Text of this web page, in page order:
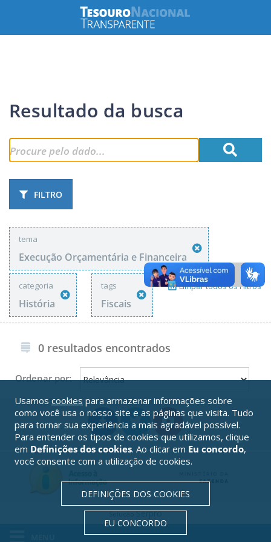
Resultado da busca
FILTRO
tema
Execução Orçamentária e Financeira
categoria
História
tags
Fiscais
Limpar todos os Filtros
0 resultados encontrados
Ordenar por:
SoluçãoSerpro
Usamos cookies para armazenar informações sobre
como você usa o nosso site e as páginas que visita. Tudo
para tornar sua experiência a mais agradável possível.
Para entender os tipos de cookies que utilizamos, clique
em Definições dos cookies. Ao clicar em Eu concordo,
você consente com a utilização de cookies.
DEFINIÇÕES DOS COOKIES
EU CONCORDO